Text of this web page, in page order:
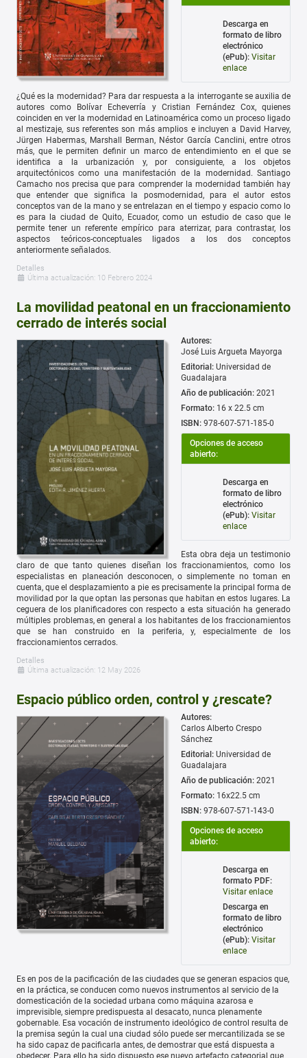
Descarga en
formato de libro
electrónico
(ePub): Visitar
enlace
¿Qué es la modernidad? Para dar respuesta a la interrogante se auxilia de
autores como Bolívar Echeverría y Cristian Fernández Cox, quienes
coinciden en ver la modernidad en Latinoamérica como un proceso ligado
al mestizaje, sus referentes son más amplios e incluyen a David Harvey,
Jürgen Habermas, Marshall Berman, Néstor García Canclini, entre otros
más, que le permiten definir un marco de entendimiento en el que se
identifica a la urbanización y, por consiguiente, a los objetos
arquitectónicos como una manifestación de la modernidad. Santiago
Camacho nos precisa que para comprender la modernidad también hay
que entender que significa la posmodernidad, para el autor estos
conceptos van de la mano y se entrelazan en el tiempo y espacio como lo
es para la ciudad de Quito, Ecuador, como un estudio de caso que le
permite tener un referente empírico para aterrizar, para contrastar, los
aspectos teóricos-conceptuales ligados a los dos conceptos
anteriormente señalados.
Detalles
Última actualización: 10 Febrero 2024
La movilidad peatonal en un fraccionamiento
cerrado de interés social
Autores:
José Luis Argueta Mayorga
Editorial: Universidad de
Guadalajara
Año de publicación: 2021
Formato: 16 x 22.5 cm
ISBN: 978-607-571-185-0
Opciones de acceso
abierto:
Descarga en
formato de libro
electrónico
(ePub): Visitar
enlace
Esta obra deja un testimonio
claro de que tanto quienes diseñan los fraccionamientos, como los
especialistas en planeación desconocen, o simplemente no toman en
cuenta, que el desplazamiento a pie es precisamente la principal forma de
movilidad por la que optan las personas que habitan en estos lugares. La
ceguera de los planificadores con respecto a esta situación ha generado
múltiples problemas, en general a los habitantes de los fraccionamientos
que se han construido en la periferia, y, especialmente de los
fraccionamientos cerrados.
Detalles
Última actualización: 12 May 2026
Espacio público orden, control y ¿rescate?
Autores:
Carlos Alberto Crespo
Sánchez
Editorial: Universidad de
Guadalajara
Año de publicación: 2021
Formato: 16x22.5 cm
ISBN: 978-607-571-143-0
Opciones de acceso
abierto:
Descarga en
formato PDF:
Visitar enlace
Descarga en
formato de libro
electrónico
(ePub): Visitar
enlace
Es en pos de la pacificación de las ciudades que se generan espacios que,
en la práctica, se conducen como nuevos instrumentos al servicio de la
domesticación de la sociedad urbana como máquina azarosa e
imprevisible, siempre predispuesta al desacato, nunca plenamente
gobernable. Esa vocación de instrumento ideológico de control resulta de
la premisa según la cual una ciudad sólo puede ser mercantilizada se se
ha sido capaz de pacificarla antes, de demostrar que está dispuesta a
obedecer. Para ello ha sido dispuesto ese nuevo artefacto categorial que